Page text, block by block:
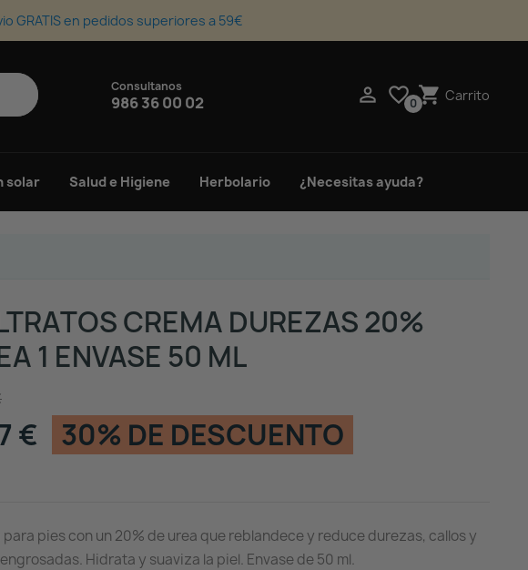
GRATIS en pedidos superiores a 59€
support_agent
Consultanos
986 36 00 02  favorite_border0shopping_cart Carrito
solar Salud e Higiene Herbolario ¿Necesitas ayuda?
CREMA DUREZAS 20%
1 ENVASE 50 ML
€ 30% DE DESCUENTO
para pies con un 20% de urea que reblandece y reduce durezas, callos y
Hidrata y suaviza la piel. Envase de 50 ml.